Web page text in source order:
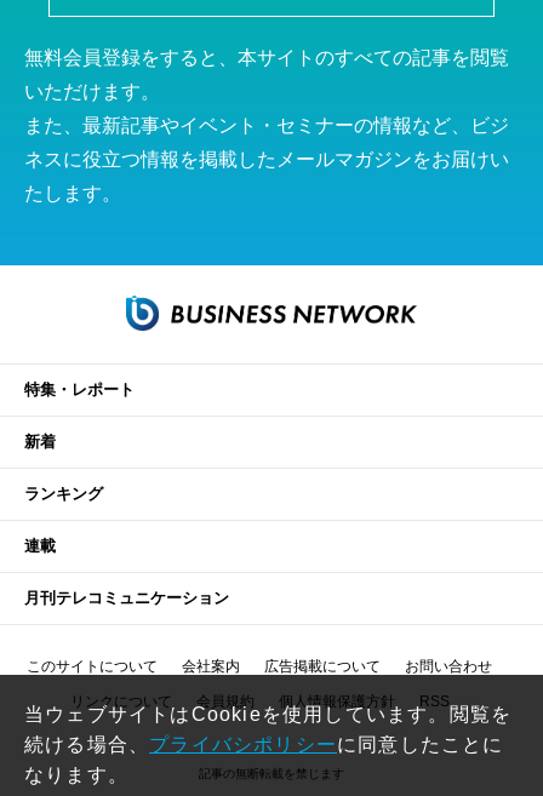
無料会員登録をすると、本サイトのすべての記事を閲覧
いただけます。
また、最新記事やイベント・セミナーの情報など、ビジ
ネスに役立つ情報を掲載したメールマガジンをお届けい
たします。
特集・レポート
新着
ランキング
連載
月刊テレコミュニケーション
このサイトについて 会社案内 広告掲載について お問い合わせ
リンクについて 会員規約 個人情報保護方針 RSS
記事の無断転載を禁じます
当ウェブサイトはCookieを使用しています。閲覧を
続ける場合、 プライバシポリシーに同意したことに
なります。